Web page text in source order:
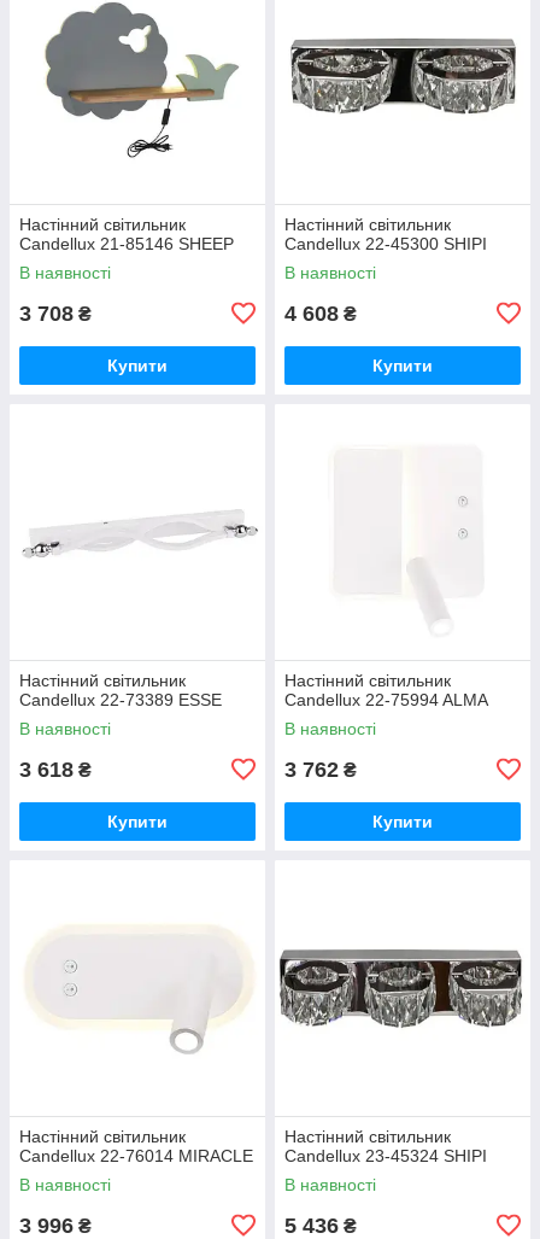
Настінний світильник
Candellux 21-85146 SHEEP
В наявності
3 708 ₴
Купити
Настінний світильник
Candellux 22-45300 SHIPI
В наявності
4 608 ₴
Купити
Настінний світильник
Candellux 22-73389 ESSE
В наявності
3 618 ₴
Купити
Настінний світильник
Candellux 22-75994 ALMA
В наявності
3 762 ₴
Купити
Настінний світильник
Candellux 22-76014 MIRACLE
В наявності
3 996 ₴
Настінний світильник
Candellux 23-45324 SHIPI
В наявності
5 436 ₴